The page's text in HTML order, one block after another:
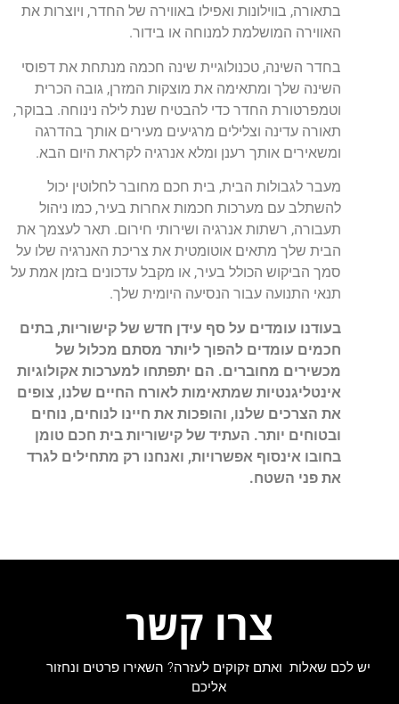
בתאורה, בווילונות ואפילו באווירה של החדר, ויוצרות את
האווירה המושלמת למנוחה או בידור.
בחדר השינה, טכנולוגיית שינה חכמה מנתחת את דפוסי
השינה שלך ומתאימה את מוצקות המזרן, גובה הכרית
וטמפרטורת החדר כדי להבטיח שנת לילה נינוחה. בבוקר,
תאורה עדינה וצלילים מרגיעים מעירים אותך בהדרגה
ומשאירים אותך רענן ומלא אנרגיה לקראת היום הבא.
מעבר לגבולות הבית, בית חכם מחובר לחלוטין יכול
להשתלב עם מערכות חכמות אחרות בעיר, כמו ניהול
תעבורה, רשתות אנרגיה ושירותי חירום. תאר לעצמך את
הבית שלך מתאים אוטומטית את צריכת האנרגיה שלו על
סמך הביקוש הכולל בעיר, או מקבל עדכונים בזמן אמת על
תנאי התנועה עבור הנסיעה היומית שלך.
בעודנו עומדים על סף עידן חדש של קישוריות, בתים
חכמים עומדים להפוך ליותר מסתם מכלול של
מכשירים מחוברים. הם יתפתחו למערכות אקולוגיות
אינטליגנטיות שמתאימות לאורח החיים שלנו, צופים
את הצרכים שלנו, והופכות את חיינו לנוחים, נוחים
ובטוחים יותר. העתיד של קישוריות בית חכם טומן
בחובו אינסוף אפשרויות, ואנחנו רק מתחילים לגרד
את פני השטח.
צרו קשר
יש לכם שאלות ואתם זקוקים לעזרה? השאירו פרטים ונחזור
אליכם